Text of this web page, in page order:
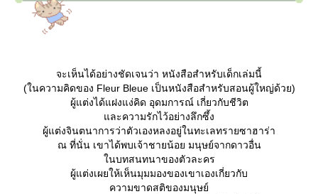
จะเห็นได้อย่างชัดเจนว่า หนังสือสำหรับเด็กเล่มนี้
(ในความคิดของ Fleur Bleue เป็นหนังสือสำหรับสอนผู้ใหญ่ด้วย)
ผู้แต่งได้แฝงแง่คิด อุดมการณ์ เกี่ยวกับชีวิต
ละความรักไว้อย่างลึกซึ้ง
ผู้แต่งจินตนาการว่าตัวเองหลงอยู่ในทะเลทรายซาฮาร่า
ณ ที่นั่น เขาได้พบเจ้าชายน้อย มนุษย์จากดาวอื่น
นบทสนทนาของตัวละคร
ผู้แต่งเผยให้เห็นมุมมองของเขาเองเกี่ยวกับ
ความขาดสติของมนุษย์